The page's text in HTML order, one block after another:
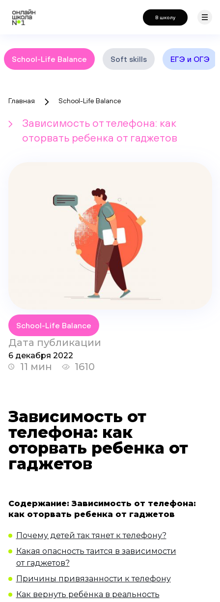
В школу
School-Life Balance Soft skills ЕГЭ и ОГЭ
Главная School-Life Balance
Зависимость от телефона: как
оторвать ребенка от гаджетов
School-Life Balance
11 мин 1610
Дата публикации
6 декабря 2022
Зависимость от
телефона: как
оторвать ребенка от
гаджетов
Содержание: Зависимость от телефона:
как оторвать ребенка от гаджетов
Почему детей так тянет к телефону?
Какая опасность таится в зависимости
от гаджетов?
Причины привязанности к телефону
Как вернуть ребёнка в реальность